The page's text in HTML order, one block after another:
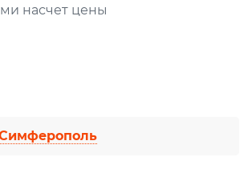
насчет цены